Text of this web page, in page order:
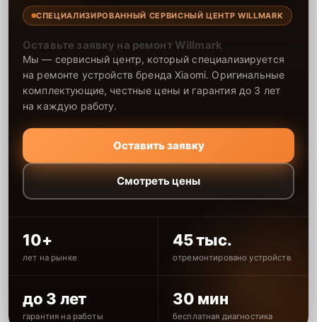
СПЕЦИАЛИЗИРОВАННЫЙ СЕРВИСНЫЙ ЦЕНТР WILLMARK
Оставьте заявку на ремонт Willmark
Мы — сервисный центр, который специализируется
на ремонте устройств бренда Xiaomi. Оригинальные
комплектующие, честные цены и гарантия до 3 лет
на каждую работу.
Оставить заявку
Смотреть цены
10+
лет на рынке
45 тыс.
отремонтировано устройств
до 3 лет
гарантия на работы
30 мин
бесплатная диагностика